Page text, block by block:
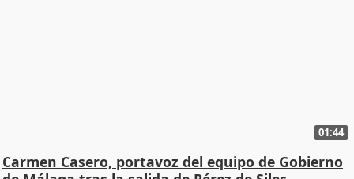
01:44
Carmen Casero, portavoz del equipo de Gobierno